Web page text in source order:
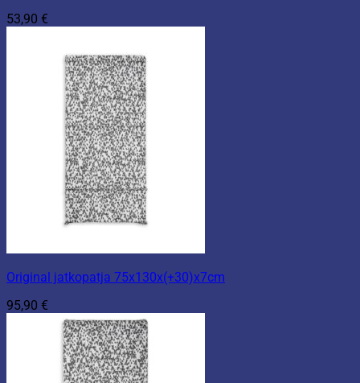
53,90 €
Original jatkopatja 75x130x(+30)x7cm
95,90 €